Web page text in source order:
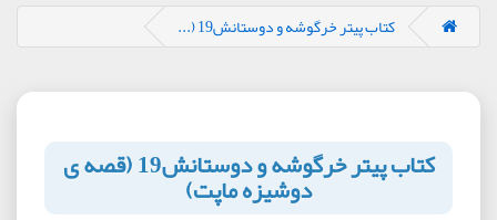
کتاب پیتر خرگوشه و دوستانش19 (...
کتاب پیتر خرگوشه و دوستانش19 (قصه ی
دوشیزه ماپت)